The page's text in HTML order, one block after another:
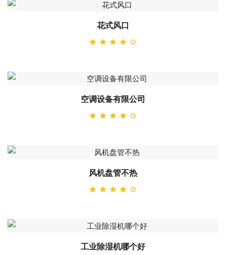
花式风口
空调设备有限公司
风机盘管不热
工业除湿机哪个好